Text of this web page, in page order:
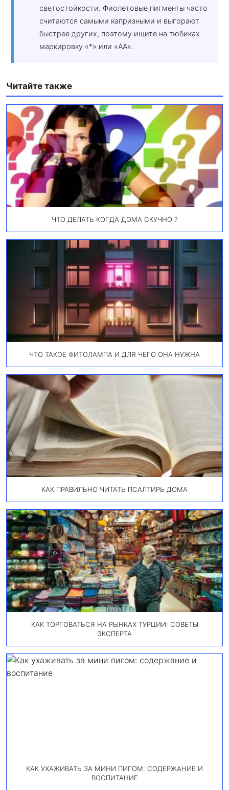
светостойкости. Фиолетовые пигменты часто
считаются самыми капризными и выгорают
быстрее других, поэтому ищите на тюбиках
маркировку «*» или «AA».
Читайте также
ЧТО ДЕЛАТЬ КОГДА ДОМА СКУЧНО ?
ЧТО ТАКОЕ ФИТОЛАМПА И ДЛЯ ЧЕГО ОНА НУЖНА
КАК ПРАВИЛЬНО ЧИТАТЬ ПСАЛТИРЬ ДОМА
КАК ТОРГОВАТЬСЯ НА РЫНКАХ ТУРЦИИ: СОВЕТЫ
ЭКСПЕРТА
КАК УХАЖИВАТЬ ЗА МИНИ ПИГОМ: СОДЕРЖАНИЕ И
ВОСПИТАНИЕ